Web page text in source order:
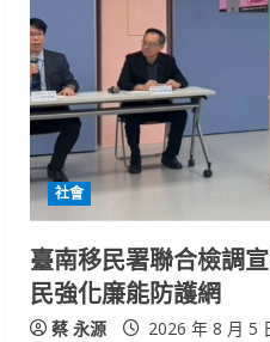
e
a
d
i
n
g
社會
臺南移民署聯合檢調
民強化廉能防護網
蔡 永源 2026 年 8 月 5